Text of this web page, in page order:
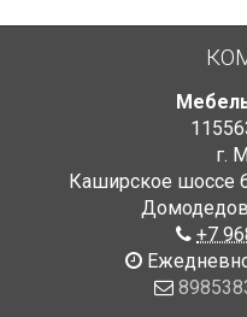
г.
Каширское шоссе
+7